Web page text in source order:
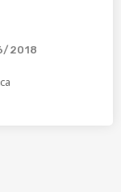
2018